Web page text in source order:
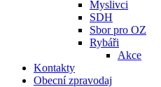
Myslivci
SDH
Sbor pro OZ
Rybáři
Akce
Kontakty
Obecní zpravodaj